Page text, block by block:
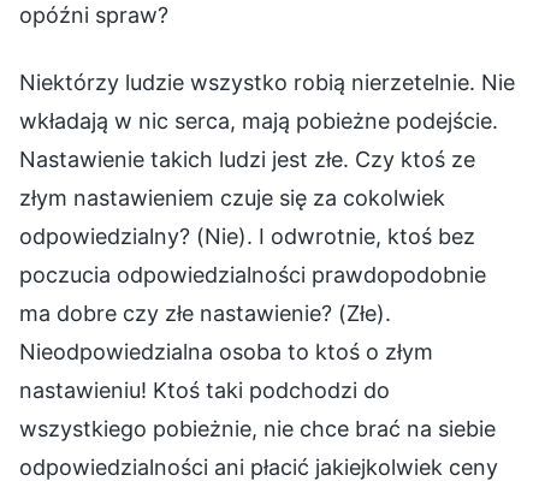
opóźni spraw?
Niektórzy ludzie wszystko robią nierzetelnie. Nie
wkładają w nic serca, mają pobieżne podejście.
Nastawienie takich ludzi jest złe. Czy ktoś ze
złym nastawieniem czuje się za cokolwiek
odpowiedzialny? (Nie). I odwrotnie, ktoś bez
poczucia odpowiedzialności prawdopodobnie
ma dobre czy złe nastawienie? (Złe).
Nieodpowiedzialna osoba to ktoś o złym
nastawieniu! Ktoś taki podchodzi do
wszystkiego pobieżnie, nie chce brać na siebie
odpowiedzialności ani płacić jakiejkolwiek ceny